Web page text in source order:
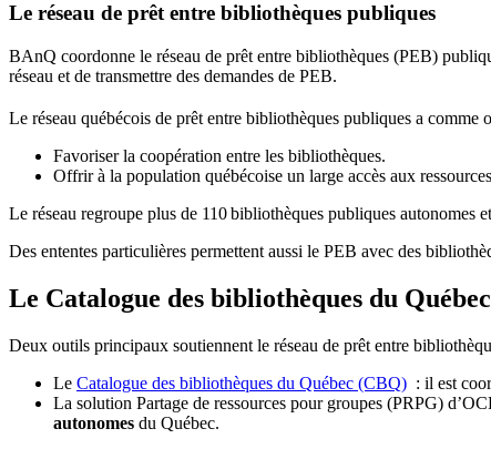
Le réseau de prêt entre bibliothèques publiques
BAnQ coordonne le réseau de prêt entre bibliothèques (PEB)
réseau et de transmettre des demandes de PEB.
Le réseau québécois de prêt entre bibliothèques publiques a comme
Favoriser la coopération entre les bibliothèques.
Offrir à la population québécoise un large accès aux
Le réseau regroupe plus de 110bibliothèques publiques autonomes
Des ententes particulières permettent aussi le PEB avec des
Le Catalogue des bibliothèques du
Deux outils principaux soutiennent le réseau de prêt entre
Le Catalogue des bibliothèques du Québec (CBQ) : il est
La solution Partage de ressources pour groupes (PRPG)
autonomes du Québec.